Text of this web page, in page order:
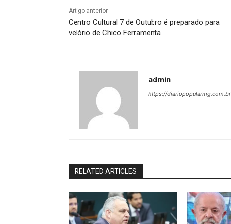
Artigo anterior
Centro Cultural 7 de Outubro é preparado para
velório de Chico Ferramenta
admin
https://diariopopularmg.com.br
RELATED ARTICLES